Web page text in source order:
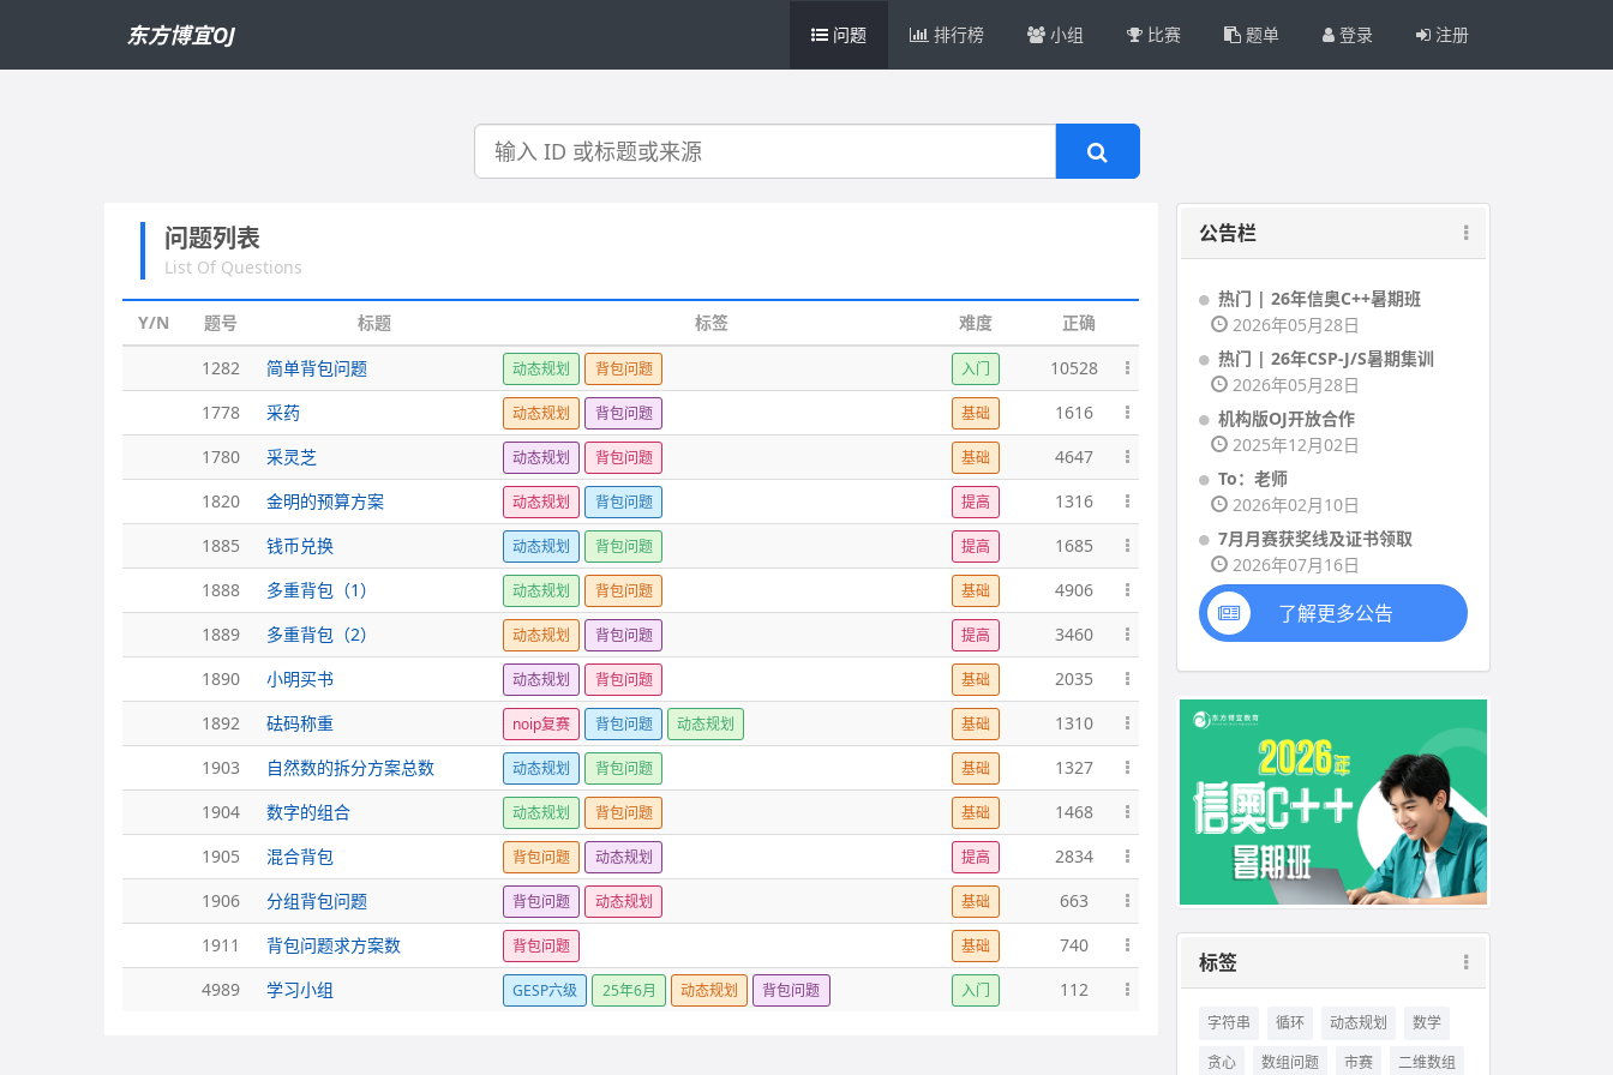
东方博宜OJ 问题 排行榜 小组 比赛 题单 登录 注册
搜
问题列表
List Of Questions
Y/N 题号 标题 标签 难度
正确
1282
简单背包问题 动态规划 背包问题 入门
10528
1778
采药 动态规划 背包问题 基础
1616
1780
采灵芝 动态规划 背包问题 基础
4647
1820
金明的预算方案 动态规划 背包问题 提高
1316
1885
钱币兑换 动态规划 背包问题 提高
1685
1888
多重背包（1） 动态规划 背包问题 基础
4906
1889
多重背包（2） 动态规划 背包问题 提高
3460
1890
小明买书 动态规划 背包问题 基础
2035
1892
砝码称重 noip复赛 背包问题 动态规划 基础
1310
1903
自然数的拆分方案总数 动态规划 背包问题 基础
1327
1904
数字的组合 动态规划 背包问题 基础
1468
1905
混合背包 背包问题 动态规划 提高
2834
1906
分组背包问题 背包问题 动态规划 基础
663
1911
背包问题求方案数 背包问题 基础
740
4989
学习小组 GESP六级 25年6月 动态规划 背包问题 入门 112
公告栏
热门 | 26年信奥C++暑期班
2026年05月28日
热门 | 26年CSP-J/S暑期集训
2026年05月28日
机构版OJ开放合作
2025年12月02日
To：老师
2026年02月10日
7月月赛获奖线及证书领取
2026年07月16日
了解更多公告
标签
字符串 循环 动态规划
数学
贪心
数组问题 市赛 二维数组